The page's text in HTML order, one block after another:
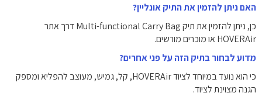
האם ניתן להזמין את התיק אונליין?
כן, ניתן להזמין את תיק Multi-functional Carry Bag דרך אתר
HOVERAir או מוכרים מורשים.
מדוע לבחור בתיק הזה על פני אחרים?
כי הוא נועד במיוחד לציוד HOVERAir, קל, גמיש, מעוצב להפליא ומספק
הגנה מצוינת לציוד.